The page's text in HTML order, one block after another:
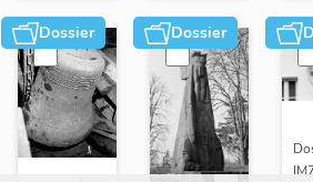
Dossier Dossier